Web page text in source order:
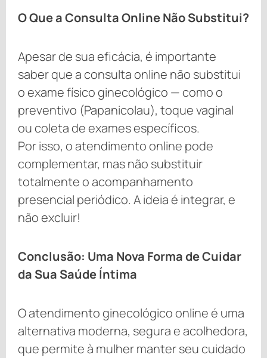
O Que a Consulta Online Não Substitui?
Apesar de sua eficácia, é importante
saber que a consulta online não substitui
o exame físico ginecológico — como o
preventivo (Papanicolau), toque vaginal
ou coleta de exames específicos.
Por isso, o atendimento online pode
complementar, mas não substituir
totalmente o acompanhamento
presencial periódico. A ideia é integrar, e
não excluir!
Conclusão: Uma Nova Forma de Cuidar
da Sua Saúde Íntima
O atendimento ginecológico online é uma
alternativa moderna, segura e acolhedora,
que permite à mulher manter seu cuidado